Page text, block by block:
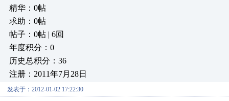
精华：0帖
求助：0帖
帖子：0帖 | 6回
年度积分：0
历史总积分：36
注册：2011年7月28日
发表于：2012-01-02 17:22:30